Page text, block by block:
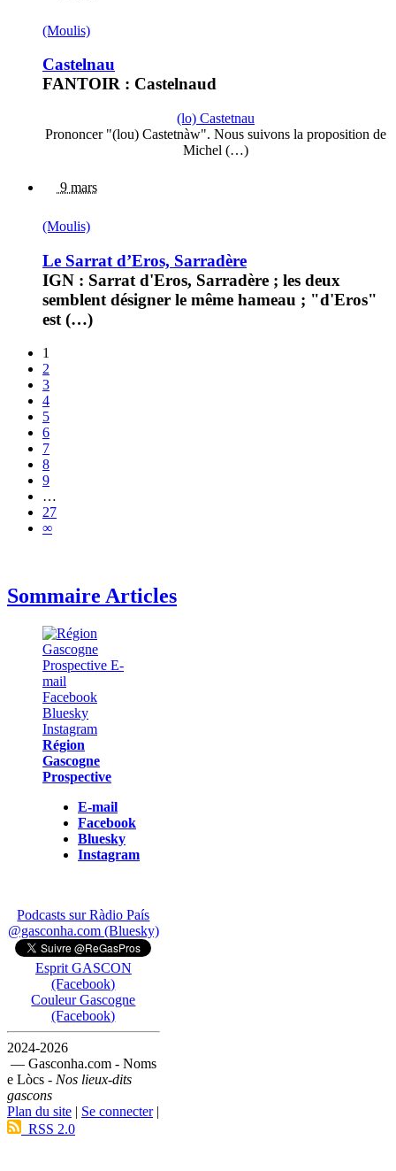
(Moulis)
Castelnau
FANTOIR : Castelnaud
(lo) Castetnau
Prononcer "(lou) Castetnàw". Nous suivons la proposition de
Michel (…)
9 mars
(Moulis)
Le Sarrat d’Eros, Sarradère
IGN : Sarrat d'Eros, Sarradère ; les deux
semblent désigner le même hameau ; "d'Eros"
est (…)
1
2
3
4
5
6
7
8
9
…
27
∞
Sommaire Articles
Région
Gascogne
Prospective
E-mail
Facebook
Bluesky
Instagram
Podcasts sur Ràdio País
@gasconha.com (Bluesky)
Esprit GASCON
(Facebook)
Couleur Gascogne
(Facebook)
2024-2026
— Gasconha.com - Noms
e Lòcs - Nos lieux-dits
gascons
Plan du site | Se connecter|
RSS 2.0